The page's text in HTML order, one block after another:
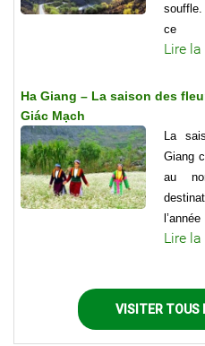
ce
Lire
Ha Giang – La saison des
Giác Mạch
La
Giang
au
l’année
Lire
VISITER TOUS